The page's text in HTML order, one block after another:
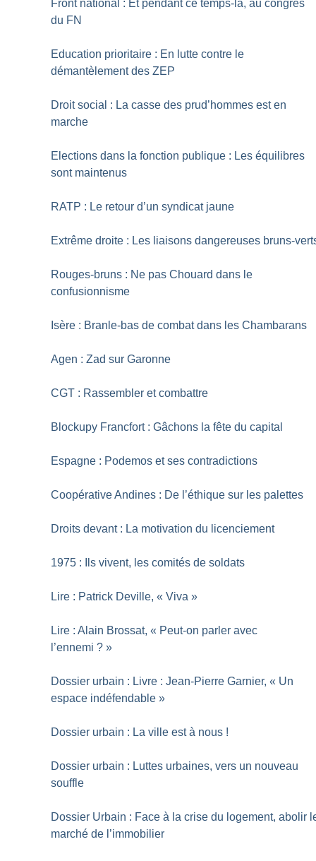
Front national : Et pendant ce temps-là, au congrès
du FN
Education prioritaire : En lutte contre le
démantèlement des ZEP
Droit social : La casse des prud’hommes est en
marche
Elections dans la fonction publique : Les équilibres
sont maintenus
RATP : Le retour d’un syndicat jaune
Extrême droite : Les liaisons dangereuses bruns-
Rouges-bruns : Ne pas Chouard dans le
confusionnisme
Isère : Branle-bas de combat dans les Chambarans
Agen : Zad sur Garonne
CGT : Rassembler et combattre
Blockupy Francfort : Gâchons la fête du capital
Espagne : Podemos et ses contradictions
Coopérative Andines : De l’éthique sur les palettes
Droits devant : La motivation du licenciement
1975 : Ils vivent, les comités de soldats
Lire : Patrick Deville, « Viva »
Lire : Alain Brossat, « Peut-on parler avec
l’ennemi ? »
Dossier urbain : Livre : Jean-Pierre Garnier, « Un
espace indéfendable »
Dossier urbain : La ville est à nous !
Dossier urbain : Luttes urbaines, vers un nouveau
souffle
Dossier Urbain : Face à la crise du logement, abolir
marché de l’immobilier